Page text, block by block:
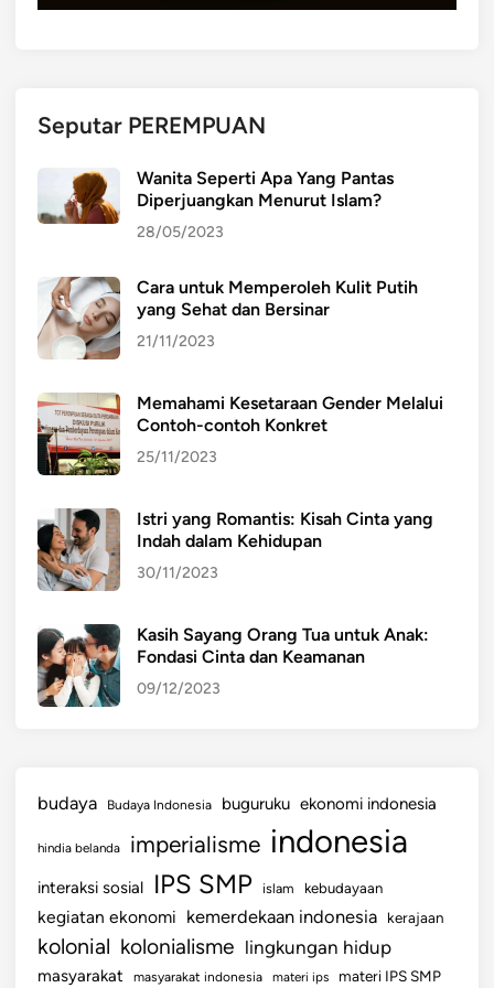
a
r
a
K
l
o
n
l
:
m
p
a
,
P
e
a
b
d
n
P
Seputar PEREMPUAN
Wanita Seperti Apa Yang Pantas
Diperjuangkan Menurut Islam?
28/05/2023
Cara untuk Memperoleh Kulit Putih
yang Sehat dan Bersinar
21/11/2023
Memahami Kesetaraan Gender Melalui
Contoh-contoh Konkret
25/11/2023
Istri yang Romantis: Kisah Cinta yang
Indah dalam Kehidupan
30/11/2023
Kasih Sayang Orang Tua untuk Anak:
Fondasi Cinta dan Keamanan
09/12/2023
budaya Budaya Indonesia buguruku ekonomi indonesia
hindia belanda imperialisme indonesia
interaksi sosial IPS SMP islam kebudayaan
kegiatan ekonomi kemerdekaan indonesia kerajaan
kolonial kolonialisme lingkungan hidup
masyarakat masyarakat indonesia materi ips materi IPS SMP